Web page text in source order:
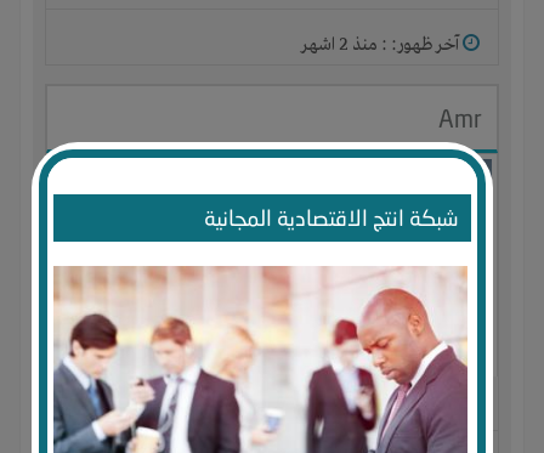
شبكة انتج الاقتصادية المجانية
آخر ظهور: : منذ 2 اشهر
Amr
الجنس : ذكر